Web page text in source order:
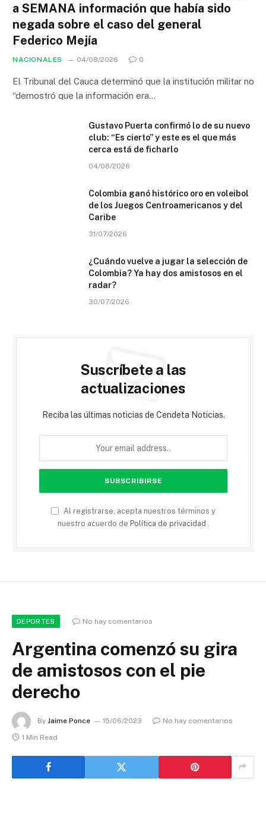
a SEMANA información que había sido
negada sobre el caso del general
Federico Mejía
NACIONALES 04/08/2026 0
El Tribunal del Cauca determinó que la institución militar no
“demostró que la información era…
Gustavo Puerta confirmó lo de su nuevo
club: “Es cierto” y este es el que más
cerca está de ficharlo
04/08/2026
Colombia ganó histórico oro en voleibol
de los Juegos Centroamericanos y del
Caribe
31/07/2026
¿Cuándo vuelve a jugar la selección de
Colombia? Ya hay dos amistosos en el
radar?
30/07/2026
Suscríbete a las
actualizaciones
Reciba las últimas noticias de Cendeta Noticias.
Al registrarse, acepta nuestros términos y
nuestro acuerdo de Política de privacidad
DEPORTES No hay comentarios
Argentina comenzó su gira
de amistosos con el pie
derecho
By Jaime Ponce 15/06/2023
No hay comentarios
1 Min Read